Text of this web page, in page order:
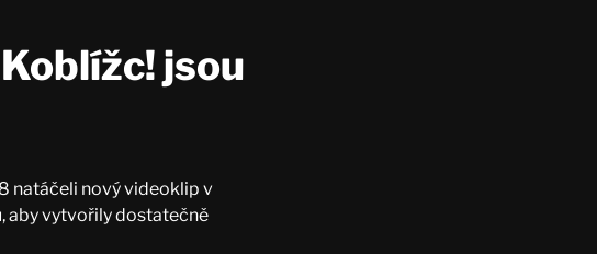
jsou
natáčeli nový videoklip v
aby vytvořily dostatečně